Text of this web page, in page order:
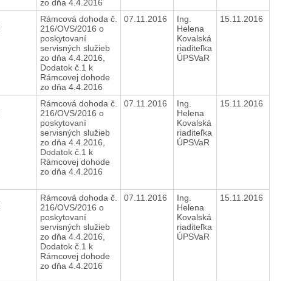
zo dňa 4.4.2016
Rámcová dohoda č.
216/OVS/2016 o
poskytovaní
servisných služieb
zo dňa 4.4.2016,
Dodatok č.1 k
Rámcovej dohode
zo dňa 4.4.2016
07.11.2016
Ing.
Helena
Kovalská
riaditeľka
ÚPSVaR
15.11.2016
Rámcová dohoda č.
216/OVS/2016 o
poskytovaní
servisných služieb
zo dňa 4.4.2016,
Dodatok č.1 k
Rámcovej dohode
zo dňa 4.4.2016
07.11.2016
Ing.
Helena
Kovalská
riaditeľka
ÚPSVaR
15.11.2016
Rámcová dohoda č.
216/OVS/2016 o
poskytovaní
servisných služieb
zo dňa 4.4.2016,
Dodatok č.1 k
Rámcovej dohode
zo dňa 4.4.2016
07.11.2016
Ing.
Helena
Kovalská
riaditeľka
ÚPSVaR
15.11.2016